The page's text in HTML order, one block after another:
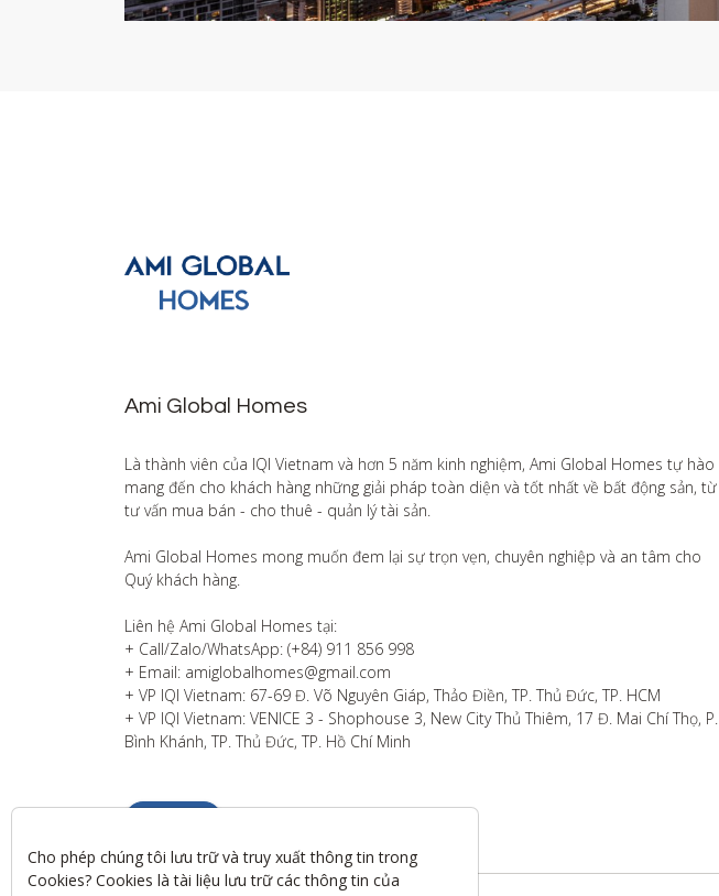
Ami Global Homes
Là thành viên của IQI Vietnam và hơn 5 năm kinh nghiệm, Ami Global Homes tự hào
mang đến cho khách hàng những giải pháp toàn diện và tốt nhất về bất động sản, từ
tư vấn mua bán - cho thuê - quản lý tài sản.
Ami Global Homes mong muốn đem lại sự trọn vẹn, chuyên nghiệp và an tâm cho
Quý khách hàng.
Liên hệ Ami Global Homes tại:
+ Call/Zalo/WhatsApp: (+84) 911 856 998
+ Email: amiglobalhomes@gmail.com
+ VP IQI Vietnam: 67-69 Đ. Võ Nguyên Giáp, Thảo Điền, TP. Thủ Đức, TP. HCM
+ VP IQI Vietnam: VENICE 3 - Shophouse 3, New City Thủ Thiêm, 17 Đ. Mai Chí Thọ, P.
Bình Khánh, TP. Thủ Đức, TP. Hồ Chí Minh
Cho phép chúng tôi lưu trữ và truy xuất thông tin trong
Cookies? Cookies là tài liệu lưu trữ các thông tin của